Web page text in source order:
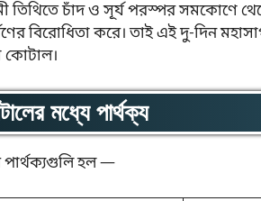
তিথিতে চাঁদ ও সূর্য পরস্পর সমকোণে
বিরোধিতা করে। তাই এই দু-দিন
কোটাল।
মধ্যে পার্থক্য
হল —